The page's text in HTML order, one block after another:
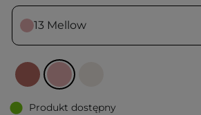
13 Mellow
Produkt dostępny